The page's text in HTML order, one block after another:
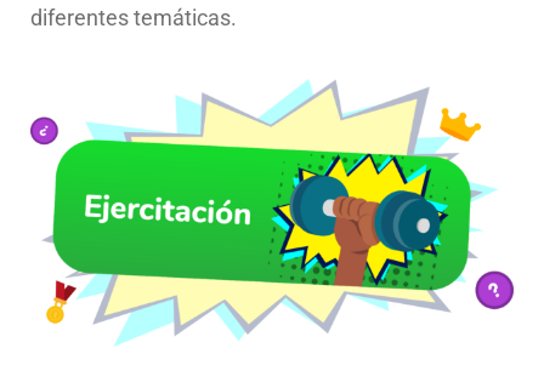
diferentes temáticas.